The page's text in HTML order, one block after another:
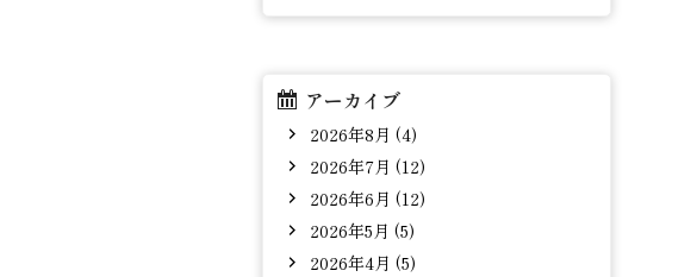
アーカイブ
2026年8月 (4)
2026年7月 (12)
2026年6月 (12)
2026年5月 (5)
2026年4月 (5)